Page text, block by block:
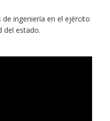
de ingeniería en el ejército
del estado.